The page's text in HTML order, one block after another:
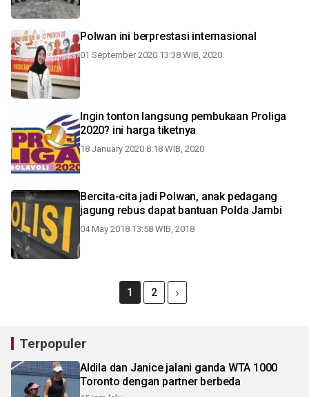
Polwan ini berprestasi internasional
01 September 2020 13:38 WIB, 2020
Ingin tonton langsung pembukaan Proliga
2020? ini harga tiketnya
18 January 2020 8:18 WIB, 2020
Bercita-cita jadi Polwan, anak pedagang
jagung rebus dapat bantuan Polda Jambi
04 May 2018 13:58 WIB, 2018
1 2
Terpopuler
Aldila dan Janice jalani ganda WTA 1000
Toronto dengan partner berbeda